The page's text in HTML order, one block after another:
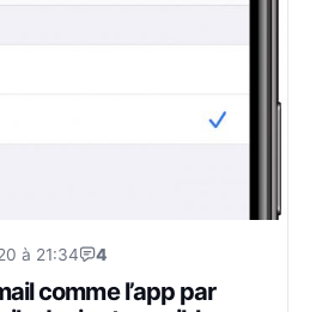
à 21:34 4
comme l’app par